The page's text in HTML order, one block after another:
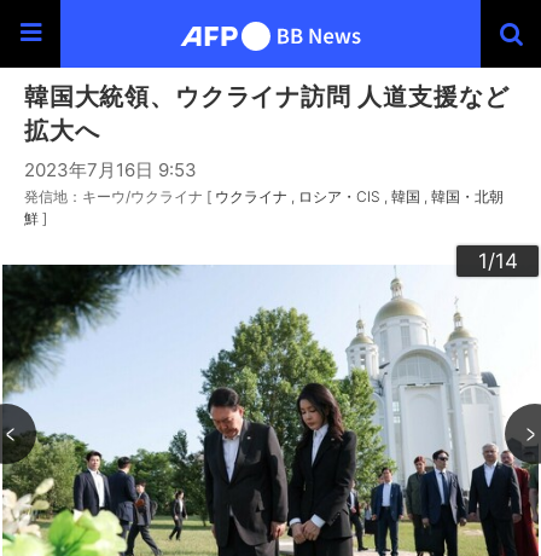
韓国大統領、ウクライナ訪問 人道支援など
拡大へ
2023年7月16日 9:53
発信地：キーウ/ウクライナ [ ウクライナ ロシア・CIS 韓国
韓国・北朝
鮮 ]
1/14
2/14
3/14
4/14
5/14
6/14
7/14
8/14
9/14
10/14
11/14
12/14
13/14
14/14